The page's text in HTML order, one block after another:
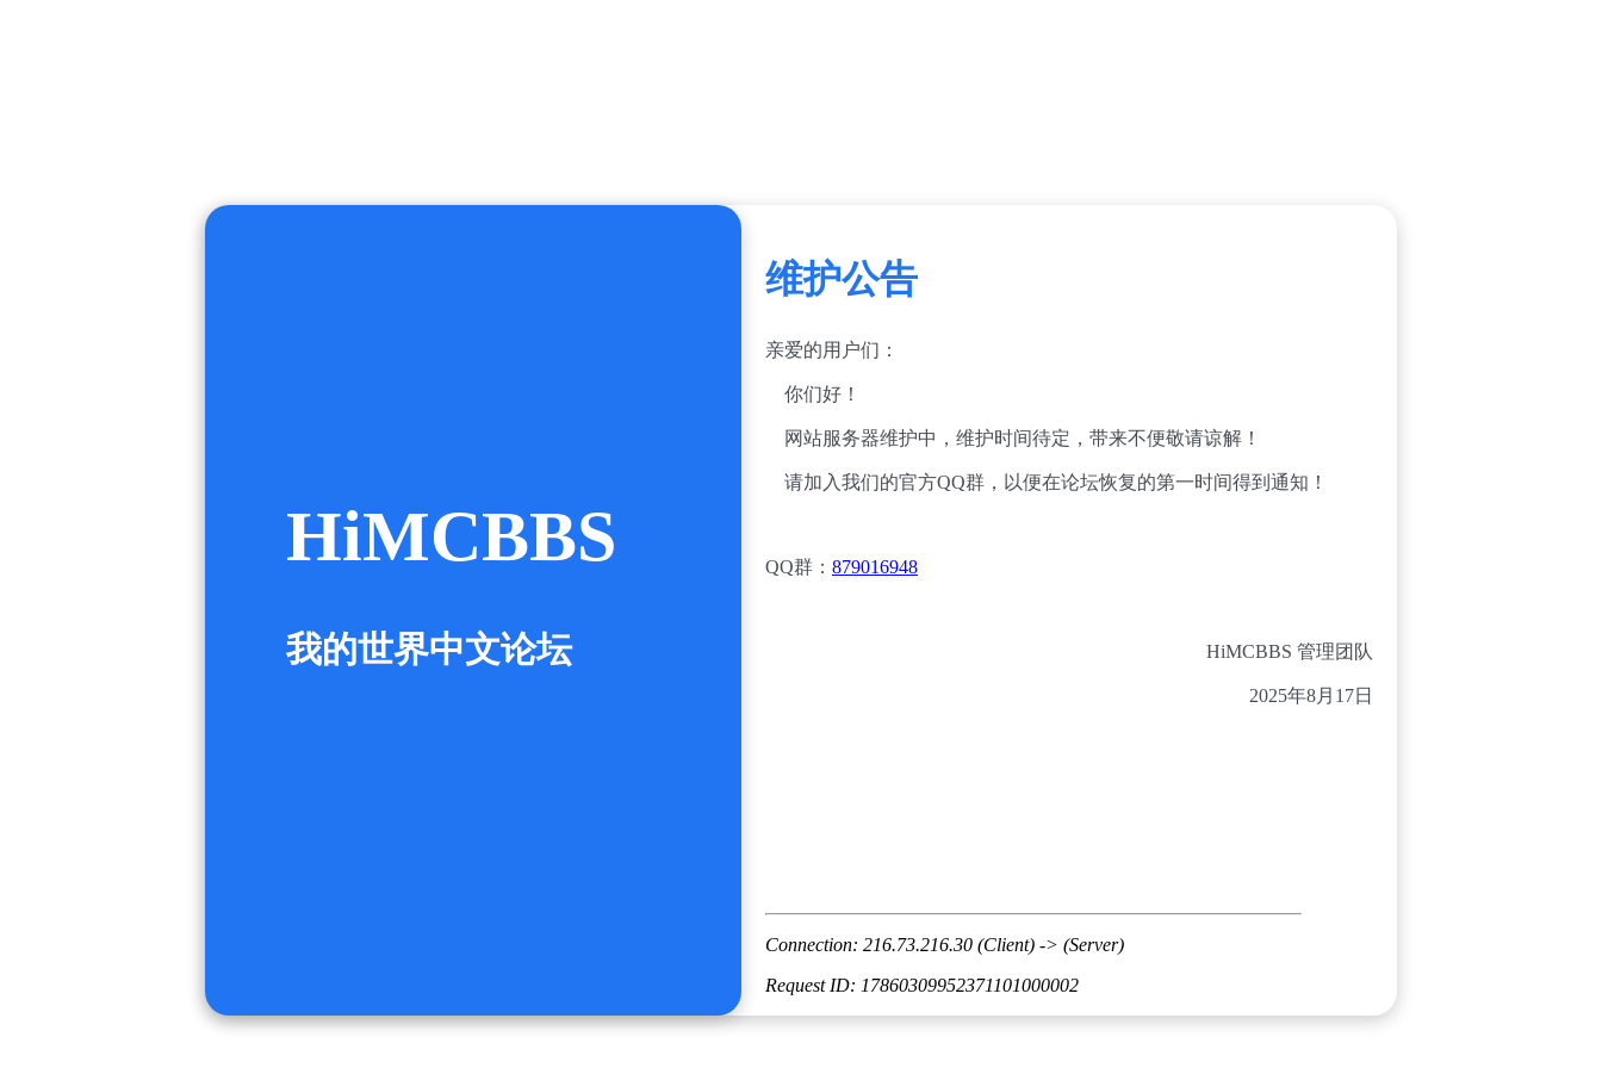
HiMCBBS
我的世界中文论坛
维护公告
亲爱的用户们：
你们好！
网站服务器维护中，维护时间待定，带来不便敬请谅解！
请加入我们的官方QQ群，以便在论坛恢复的第一时间得到通知！
QQ群： 879016948
HiMCBBS 管理团队
2025年8月17日
Connection: 216.73.216.30 (Client) -> (Server)
Request ID: 17860309952371101000002